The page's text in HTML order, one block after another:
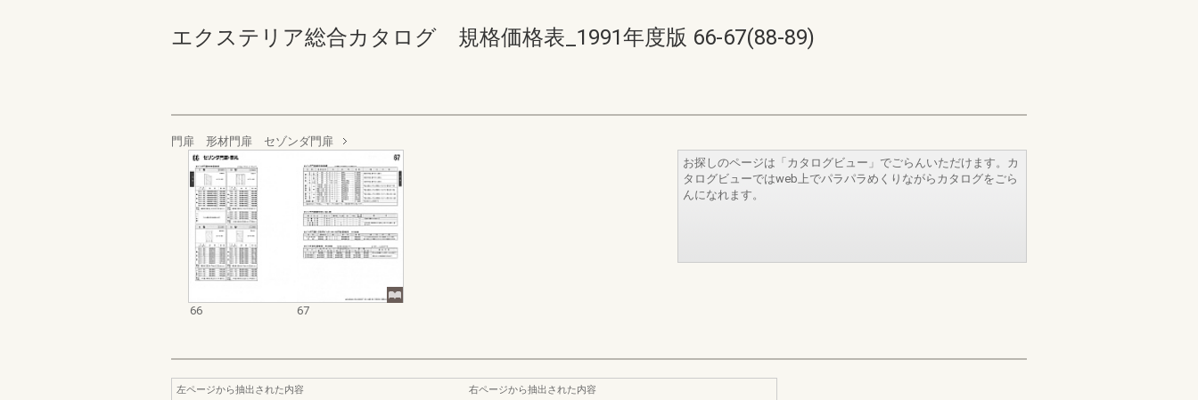
エクステリア総合カタログ 規格価格表_1991年度版 66-67(88-89)
門扉 形材門扉 セゾンダ門扉
66 67
お探しのページは「カタログビュー」でごらんいただけます。カ
タログビューではweb上でパラパラめくりながらカタログをごら
んになれます。
左ページから抽出された内容
右ページから抽出された内容